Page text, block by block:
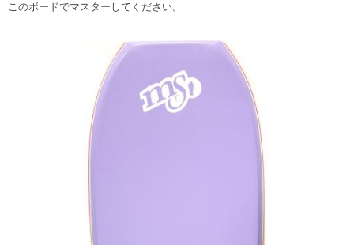
このボードでマスターしてください。